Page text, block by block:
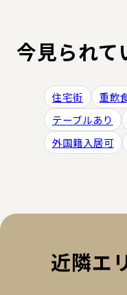
今見られて
住宅街 重飲
テーブルあり
外国籍入居可
近隣エ